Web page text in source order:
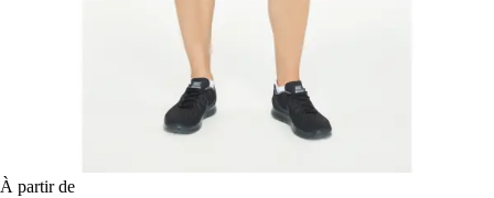
À partir de